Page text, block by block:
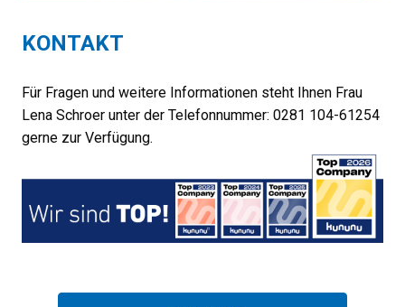
KONTAKT
Für Fragen und weitere Informationen steht Ihnen Frau
Lena Schroer unter der Telefonnummer: 0281 104-61254
gerne zur Verfügung.